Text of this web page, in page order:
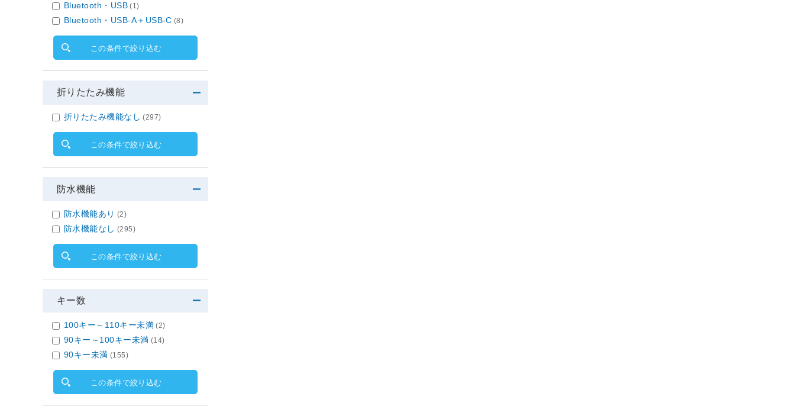
Bluetooth・USB (1)
Bluetooth・USB-A＋USB-C (8)
この条件で絞り込む
折りたたみ機能
折りたたみ機能なし (297)
この条件で絞り込む
防水機能
防水機能あり (2)
防水機能なし (295)
この条件で絞り込む
キー数
100キー～110キー未満 (2)
90キー～100キー未満 (14)
90キー未満 (155)
この条件で絞り込む